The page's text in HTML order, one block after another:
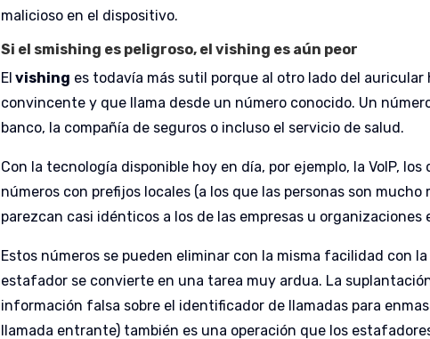
malicioso en el dispositivo.
Si el smishing es peligroso, el vishing es aún peor
El vishing es todavía más sutil porque al otro lado del
convincente y que llama desde un número conocido. Un
banco, la compañía de seguros o incluso el servicio de salud.
Con la tecnología disponible hoy en día, por ejemplo, la VoIP,
números con prefijos locales (a los que las personas son mucho
parezcan casi idénticos a los de las empresas u organizaciones
Estos números se pueden eliminar con la misma facilidad con
estafador se convierte en una tarea muy ardua. La
información falsa sobre el identificador de llamadas para
llamada entrante) también es una operación que los